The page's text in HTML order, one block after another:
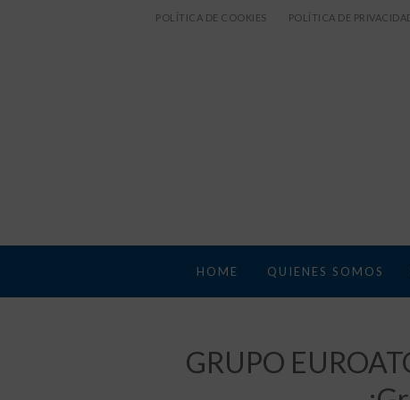
POLÍTICA DE COOKIES POLÍTICA DE
HOME QUIENES SOMOS
GRUPO